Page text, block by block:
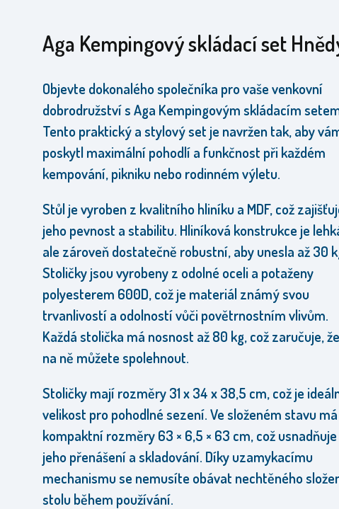
Aga Kempingový skládací set
Objevte dokonalého společníka pro vaše venkovní
dobrodružství s Aga Kempingovým skládacím
Tento praktický a stylový set je navržen tak, aby
poskytl maximální pohodlí a funkčnost při každém
kempování, pikniku nebo rodinném výletu.
Stůl je vyroben z kvalitního hliníku a MDF, což
jeho pevnost a stabilitu. Hliníková konstrukce je
ale zároveň dostatečně robustní, aby unesla až 30
Stoličky jsou vyrobeny z odolné oceli a potaženy
polyesterem 600D, což je materiál známý svou
trvanlivostí a odolností vůči povětrnostním vlivům.
Každá stolička má nosnost až 80 kg, což zaručuje,
na ně můžete spolehnout.
Stoličky mají rozměry 31 x 34 x 38,5 cm, což je
velikost pro pohodlné sezení. Ve složeném stavu
kompaktní rozměry 63 × 6,5 × 63 cm, což usnadňuje
jeho přenášení a skladování. Díky uzamykacímu
mechanismu se nemusíte obávat nechtěného
stolu během používání.